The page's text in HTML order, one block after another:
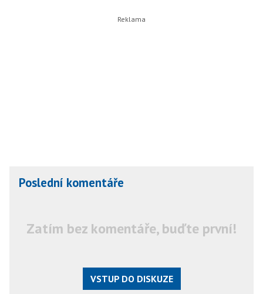
Poslední komentáře
Zatím bez komentáře, buďte první!
VSTUP DO DISKUZE